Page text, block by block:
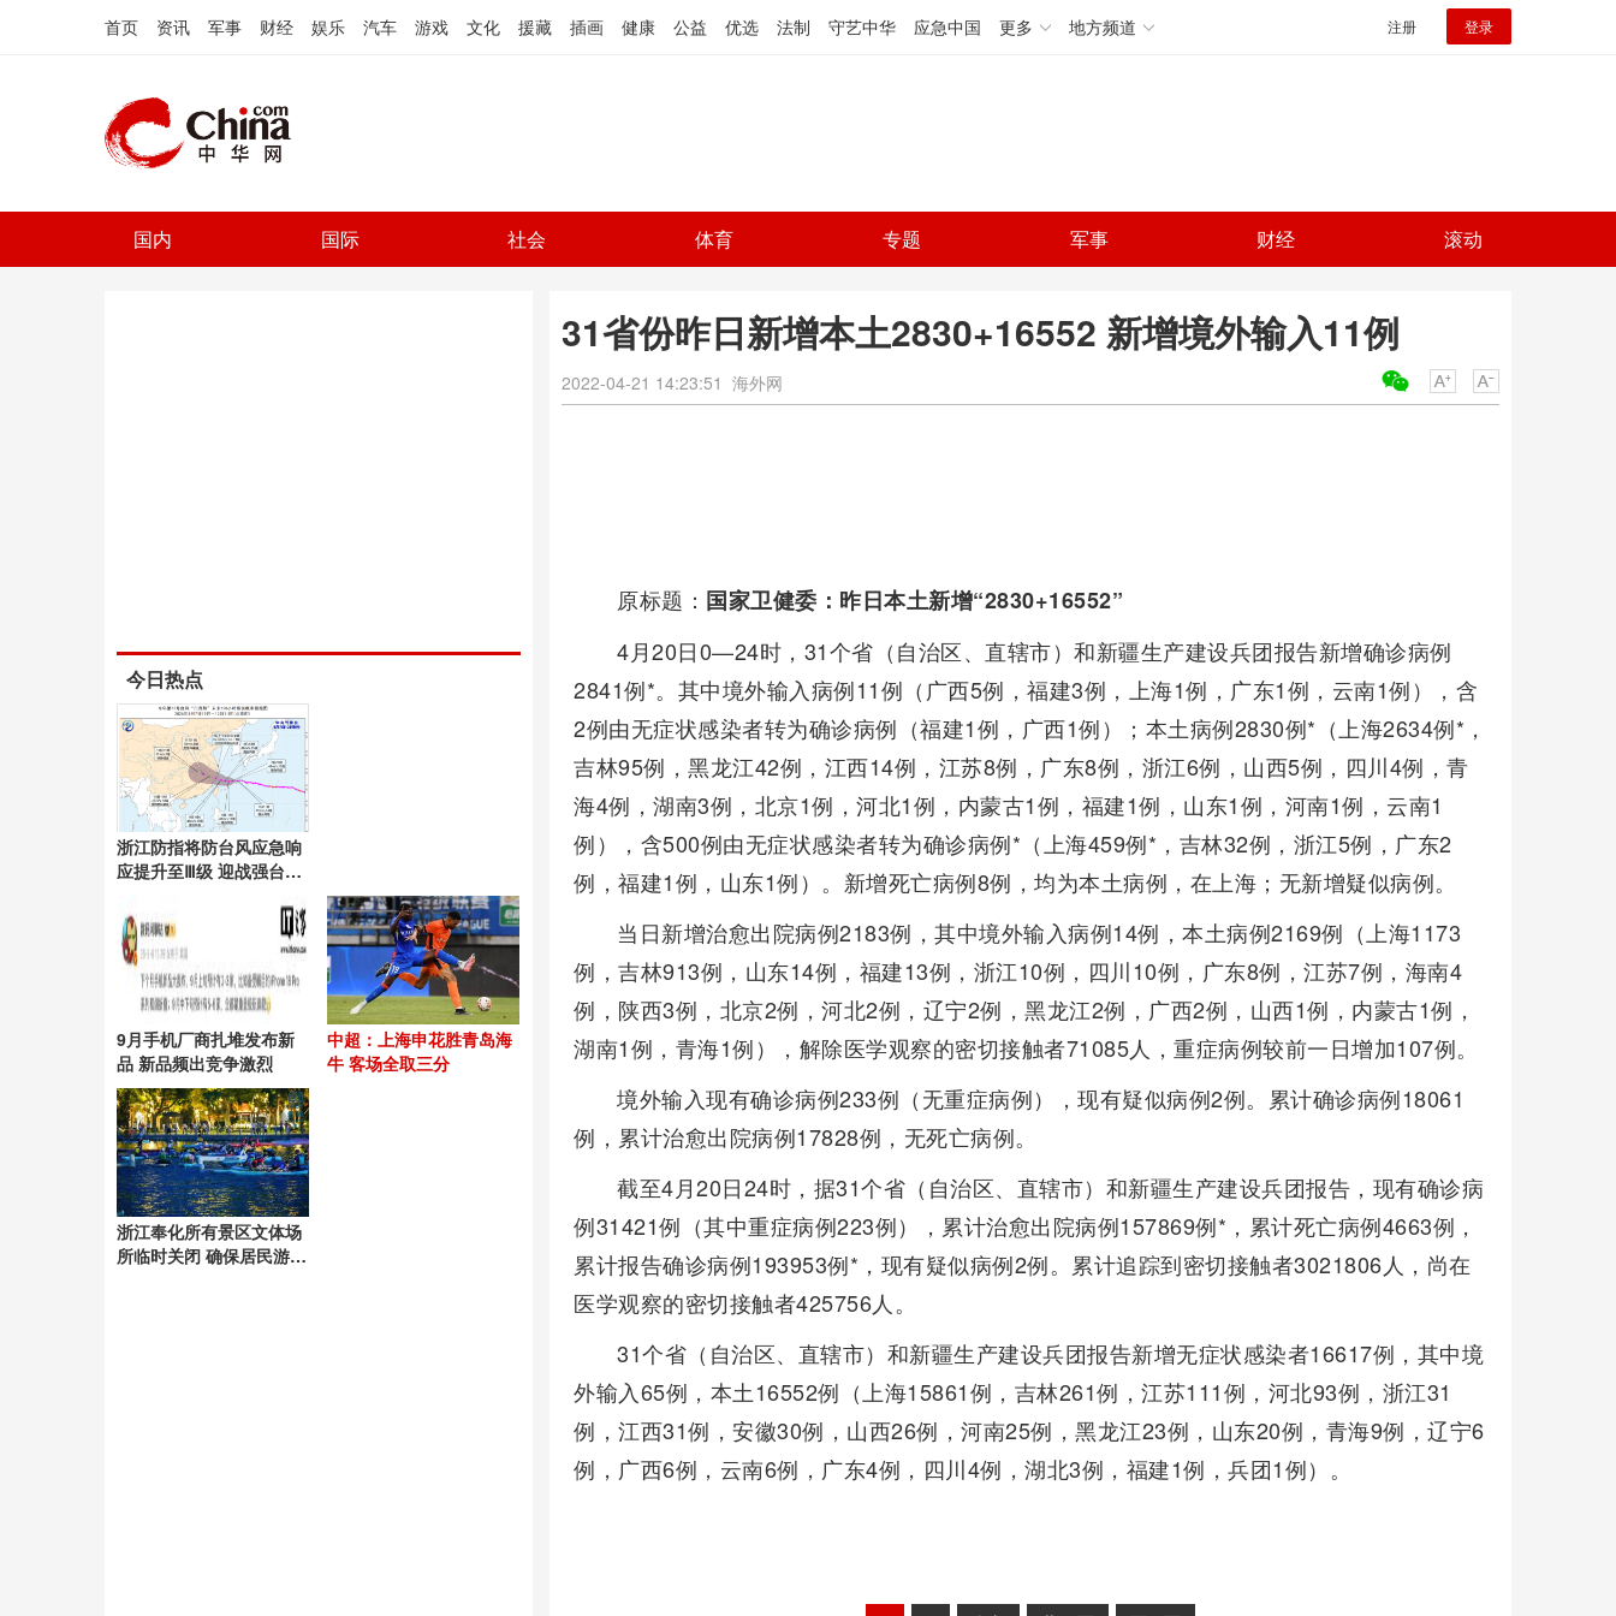
首页 资讯 军事 财经 娱乐 汽车 游戏 文化 援藏 插画 健康 公益 优选 法制 守艺中华 应急中国 更多 地方频道 注册 登录
国内 国际 社会 体育 专题 军事 财经 滚动
31省份昨日新增本土2830+16552 新增境外输入11例
2022-04-21 14:23:51 海外网
原标题： 国家卫健委：昨日本土新增“2830+16552”
4月20日0—24时，31个省（自治区、直辖市）和新疆生产建设兵团报告新增确诊病例
2841例*。其中境外输入病例11例（广西5例，福建3例，上海1例，广东1例，云南1例），含
2例由无症状感染者转为确诊病例（福建1例，广西1例）；本土病例2830例*（上海2634例*，
吉林95例，黑龙江42例，江西14例，江苏8例，广东8例，浙江6例，山西5例，四川4例，青
海4例，湖南3例，北京1例，河北1例，内蒙古1例，福建1例，山东1例，河南1例，云南1
例），含500例由无症状感染者转为确诊病例*（上海459例*，吉林32例，浙江5例，广东2
例，福建1例，山东1例）。新增死亡病例8例，均为本土病例，在上海；无新增疑似病例。
当日新增治愈出院病例2183例，其中境外输入病例14例，本土病例2169例（上海1173
例，吉林913例，山东14例，福建13例，浙江10例，四川10例，广东8例，江苏7例，海南4
例，陕西3例，北京2例，河北2例，辽宁2例，黑龙江2例，广西2例，山西1例，内蒙古1例，
湖南1例，青海1例），解除医学观察的密切接触者71085人，重症病例较前一日增加107例。
境外输入现有确诊病例233例（无重症病例），现有疑似病例2例。累计确诊病例18061
例，累计治愈出院病例17828例，无死亡病例。
截至4月20日24时，据31个省（自治区、直辖市）和新疆生产建设兵团报告，现有确诊病
例31421例（其中重症病例223例），累计治愈出院病例157869例*，累计死亡病例4663例，
累计报告确诊病例193953例*，现有疑似病例2例。累计追踪到密切接触者3021806人，尚在
医学观察的密切接触者425756人。
31个省（自治区、直辖市）和新疆生产建设兵团报告新增无症状感染者16617例，其中境
外输入65例，本土16552例（上海15861例，吉林261例，江苏111例，河北93例，浙江31
例，江西31例，安徽30例，山西26例，河南25例，黑龙江23例，山东20例，青海9例，辽宁6
例，广西6例，云南6例，广东4例，四川4例，湖北3例，福建1例，兵团1例）。
今日热点
浙江防指将防台风应急响
应提升至Ⅲ级 迎战强台
9月手机厂商扎堆发布新
品 新品频出竞争激烈
中超：上海申花胜青岛海
牛 客场全取三分
浙江奉化所有景区文体场
所临时关闭 确保居民游客